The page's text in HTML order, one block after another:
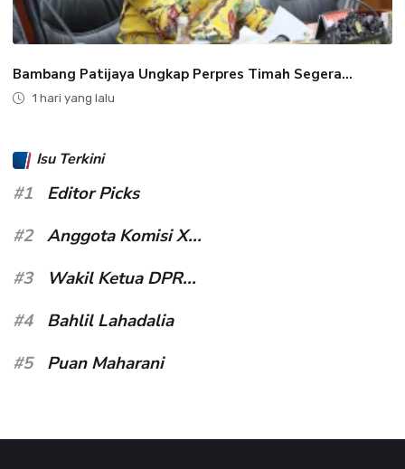
Bambang Patijaya Ungkap Perpres Timah Segera...
1 hari yang lalu
Isu Terkini
#1
Editor Picks
#2
Anggota Komisi X...
#3
Wakil Ketua DPR...
#4
Bahlil Lahadalia
#5
Puan Maharani